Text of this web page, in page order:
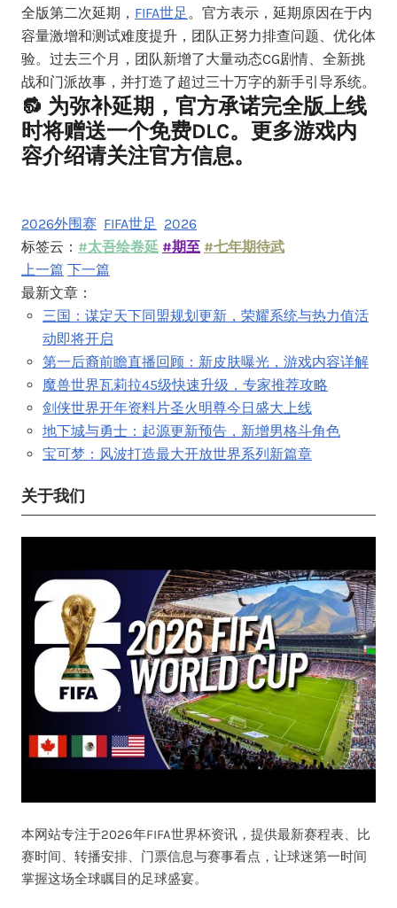
全版第二次延期， FIFA世足。官方表示，延期原因在于内
容量激增和测试难度提升，团队正努力排查问题、优化体
验。过去三个月，团队新增了大量动态CG剧情、全新挑
战和门派故事，并打造了超过三十万字的新手引导系统。
🔂 为弥补延期，官方承诺完全版上线
时将赠送一个免费DLC。更多游戏内
容介绍请关注官方信息。
2026外围赛 FIFA世足 2026
标签云： #太吾绘卷延 #期至 #七年期待武
上一篇 下一篇
最新文章：
三国：谋定天下同盟规划更新，荣耀系统与热力值活
动即将开启
第一后裔前瞻直播回顾：新皮肤曝光，游戏内容详解
魔兽世界瓦莉拉45级快速升级，专家推荐攻略
剑侠世界开年资料片圣火明尊今日盛大上线
地下城与勇士：起源更新预告，新增男格斗角色
宝可梦：风波打造最大开放世界系列新篇章
关于我们
本网站专注于2026年FIFA世界杯资讯，提供最新赛程表、比
赛时间、转播安排、门票信息与赛事看点，让球迷第一时间
掌握这场全球瞩目的足球盛宴。